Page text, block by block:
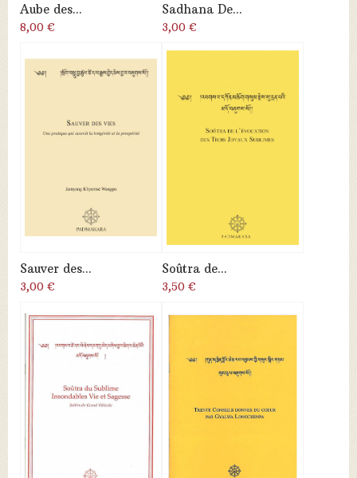
Aube des...
8,00 €
Sadhana De...
3,00 €
Sauver des...
3,00 €
Soûtra de...
3,50 €